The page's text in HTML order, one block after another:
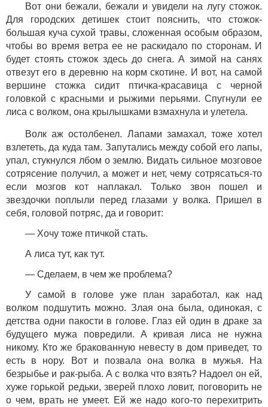
Вот они бежали, бежали и увидели на лугу стожок.
Для городских детишек стоит пояснить, что стожок-
большая куча сухой травы, сложенная особым образом,
чтобы во время ветра ее не раскидало по сторонам. И
будет стоять стожок здесь до снега. А зимой на санях
отвезут его в деревню на корм скотине. И вот, на самой
вершине стожка сидит птичка-красавица с черной
головкой с красными и рыжими перьями. Спугнули ее
лиса с волком, она крылышками взмахнула и улетела.
Волк аж остолбенел. Лапами замахал, тоже хотел
взлететь, да куда там. Запутались между собой его лапы,
упал, стукнулся лбом о землю. Видать сильное мозговое
сотрясение получил, а может и нет, чему сотрясаться-то
если мозгов кот наплакал. Только звон пошел и
звездочки поплыли перед глазами у волка. Пришел в
себя, головой потряс, да и говорит:
— Хочу тоже птичкой стать.
А лиса тут, как тут.
— Сделаем, в чем же проблема?
У самой в голове уже план заработал, как над
волком подшутить можно. Злая она была, одинокая, с
детства одни пакости в голове. Глаз ей один в драке за
будущего мужа повредили. А кривая лиса не нужна
никому. Кто же бракованную невесту в дом приведет, то
есть в нору. Вот и позвала она волка в мужья. На
безрыбье и рак-рыба. А с волка что взять? Надоел он ей,
хуже горькой редьки, зверей плохо ловит, поговорить не
о чем, врать не умеет. Ей же надо кого-то перехитрить